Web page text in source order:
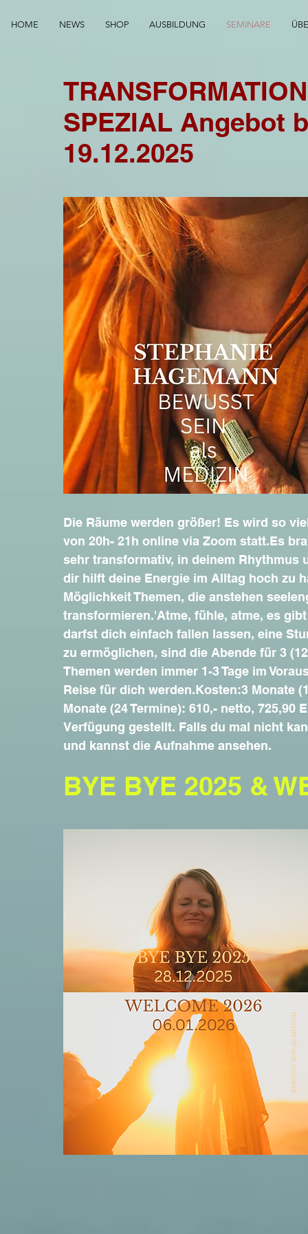
HOME NEWS SHOP AUSBILDUNG SEMINARE
SPEZIAL Angebot
19.12.2025
Die Räume werden größer! Es wird so
von 20h- 21h online via Zoom statt.Es
sehr transformativ, in deinem Rhythmus
dir hilft deine Energie im Alltag hoch zu
Möglichkeit Themen, die anstehen
transformieren.'Atme, fühle, atme, es
darfst dich einfach fallen lassen, eine
zu ermöglichen, sind die Abende für 3
Themen werden immer 1-3 Tage im
Reise für dich werden.​​Kosten:3 Monate
Monate (24 Termine): 610,- netto,
Verfügung gestellt. Falls du mal nicht
und kannst die Aufnahme ansehen.​​​
BYE BYE 2025 &